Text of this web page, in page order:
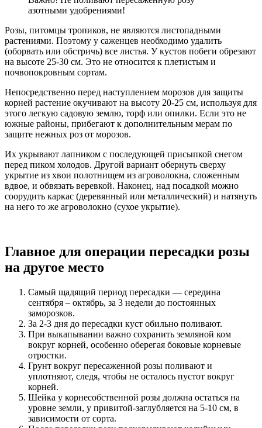
азотными удобрениями!
Розы, питомцы тропиков, не являются листопадными
растениями. Поэтому у саженцев необходимо удалить
(оборвать или обстричь) все листья. У кустов побеги обрезают
на высоте 25-30 см. Это не относится к плетистым и
почвопокровным сортам.
Непосредственно перед наступлением морозов для защиты
корней растение окучивают на высоту 20-25 см, используя для
этого легкую садовую землю, торф или опилки. Если это не
южные районы, прибегают к дополнительным мерам по
защите нежных роз от морозов.
Их укрывают лапником с последующей присыпкой снегом
перед пиком холодов. Другой вариант обернуть сверху
укрытие из хвои полотнищем из агроволокна, сложенным
вдвое, и обвязать веревкой. Наконец, над посадкой можно
соорудить каркас (деревянный или металлический) и натянуть
на него то же агроволокно (сухое укрытие).
Главное для операции пересадки розы
на другое место
Самый щадящий период пересадки — середина
сентября – октябрь, за 3 недели до постоянных
заморозков.
За 2-3 дня до пересадки куст обильно поливают.
При выкапывании важно сохранить земляной ком
вокруг корней, особенно оберегая боковые корневые
отростки.
Грунт вокруг пересаженной розы поливают и
уплотняют, следя, чтобы не осталось пустот вокруг
корней.
Шейка у корнесобственной розы должна остаться на
уровне земли, у привитой-заглубляется на 5-10 см, в
зависимости от сорта.